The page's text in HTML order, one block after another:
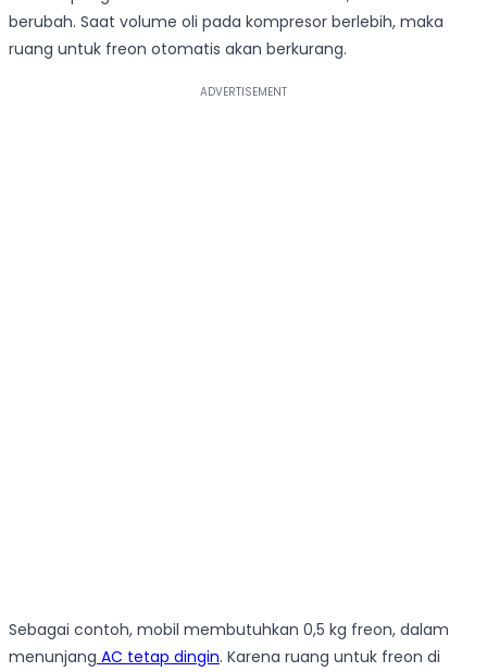
berubah. Saat volume oli pada kompresor berlebih, maka
ruang untuk freon otomatis akan berkurang.
Sebagai contoh, mobil membutuhkan 0,5 kg freon, dalam
menunjang AC tetap dingin. Karena ruang untuk freon di